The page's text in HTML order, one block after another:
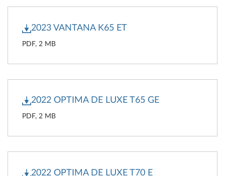
2023 VANTANA K65 ET
PDF, 2 MB
2022 OPTIMA DE LUXE T65 GE
PDF, 2 MB
2022 OPTIMA DE LUXE T70 E